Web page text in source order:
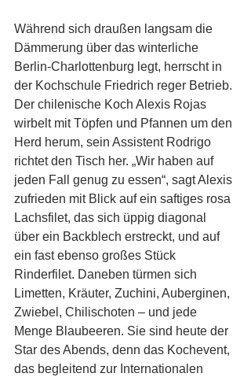
Während sich draußen langsam die
Dämmerung über das winterliche
Berlin-Charlottenburg legt, herrscht in
der Kochschule Friedrich reger Betrieb.
Der chilenische Koch Alexis Rojas
wirbelt mit Töpfen und Pfannen um den
Herd herum, sein Assistent Rodrigo
richtet den Tisch her. „Wir haben auf
jeden Fall genug zu essen“, sagt Alexis
zufrieden mit Blick auf ein saftiges rosa
Lachsfilet, das sich üppig diagonal
über ein Backblech erstreckt, und auf
ein fast ebenso großes Stück
Rinderfilet. Daneben türmen sich
Limetten, Kräuter, Zuchini, Auberginen,
Zwiebel, Chilischoten – und jede
Menge Blaubeeren. Sie sind heute der
Star des Abends, denn das Kochevent,
das begleitend zur Internationalen